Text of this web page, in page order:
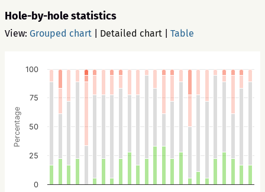
Hole-by-hole statistics
View: Grouped chart Detailed chart Table
Percentage
0
25
50
75
100